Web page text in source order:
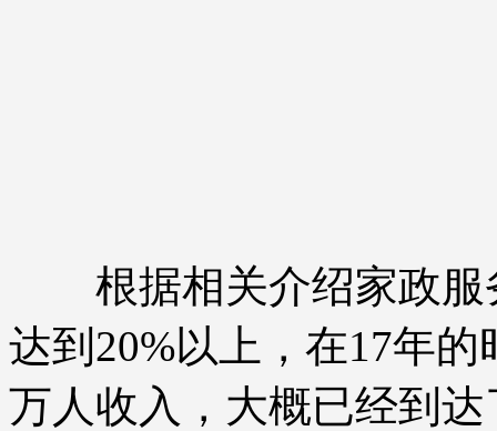
根据相关介绍家政服
达到20%以上，在17年
万人收入，大概已经到